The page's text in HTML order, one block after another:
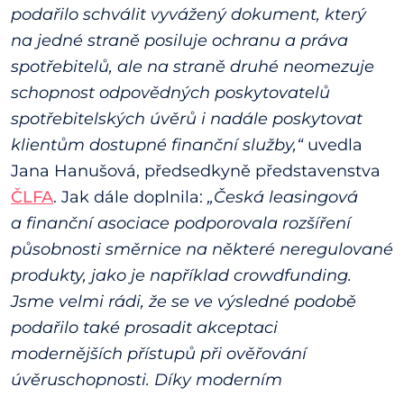
podařilo schválit vyvážený dokument, který
na jedné straně posiluje ochranu a práva
spotřebitelů, ale na straně druhé neomezuje
schopnost odpovědných poskytovatelů
spotřebitelských úvěrů i nadále poskytovat
klientům dostupné finanční služby,“uvedla
Jana Hanušová, předsedkyně představenstva
ČLFA. Jak dále doplnila: „Česká leasingová
a finanční asociace podporovala rozšíření
působnosti směrnice na některé neregulované
produkty, jako je například crowdfunding.
Jsme velmi rádi, že se ve výsledné podobě
podařilo také prosadit akceptaci
modernějších přístupů při ověřování
úvěruschopnosti. Díky moderním